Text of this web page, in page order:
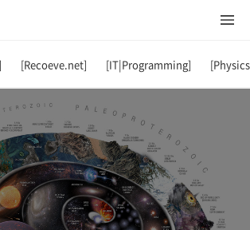
[Recoeve.net] [IT|Programming]